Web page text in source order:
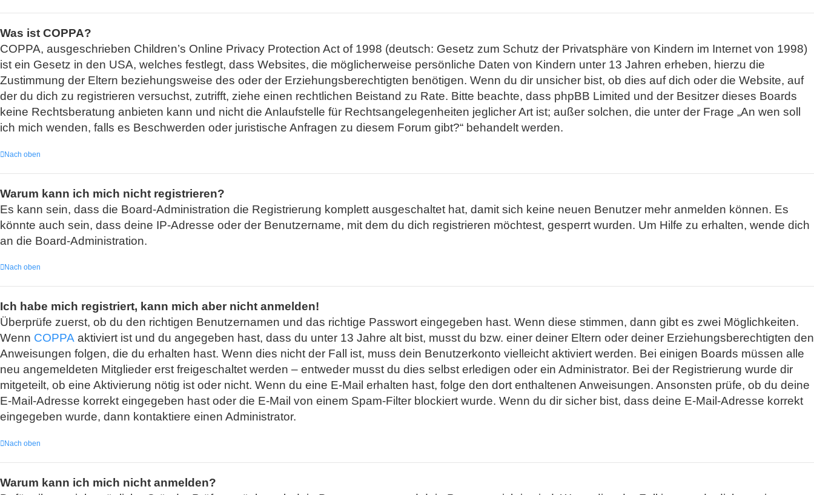
Was ist COPPA?
COPPA, ausgeschrieben Children’s Online Privacy Protection Act of 1998 (deutsch: Gesetz zum Schutz der Privatsphäre von Kindern im Internet von 1998)
ist ein Gesetz in den USA, welches festlegt, dass Websites, die möglicherweise persönliche Daten von Kindern unter 13 Jahren erheben, hierzu die
Zustimmung der Eltern beziehungsweise des oder der Erziehungsberechtigten benötigen. Wenn du dir unsicher bist, ob dies auf dich oder die Website, auf
der du dich zu registrieren versuchst, zutrifft, ziehe einen rechtlichen Beistand zu Rate. Bitte beachte, dass phpBB Limited und der Besitzer dieses Boards
keine Rechtsberatung anbieten kann und nicht die Anlaufstelle für Rechtsangelegenheiten jeglicher Art ist; außer solchen, die unter der Frage „An wen soll
ich mich wenden, falls es Beschwerden oder juristische Anfragen zu diesem Forum gibt?“ behandelt werden.
Nach oben
Warum kann ich mich nicht registrieren?
Es kann sein, dass die Board-Administration die Registrierung komplett ausgeschaltet hat, damit sich keine neuen Benutzer mehr anmelden können. Es
könnte auch sein, dass deine IP-Adresse oder der Benutzername, mit dem du dich registrieren möchtest, gesperrt wurden. Um Hilfe zu erhalten, wende dich
an die Board-Administration.
Nach oben
Ich habe mich registriert, kann mich aber nicht anmelden!
Überprüfe zuerst, ob du den richtigen Benutzernamen und das richtige Passwort eingegeben hast. Wenn diese stimmen, dann gibt es zwei Möglichkeiten.
Wenn COPPA aktiviert ist und du angegeben hast, dass du unter 13 Jahre alt bist, musst du bzw. einer deiner Eltern oder deiner Erziehungsberechtigten den
Anweisungen folgen, die du erhalten hast. Wenn dies nicht der Fall ist, muss dein Benutzerkonto vielleicht aktiviert werden. Bei einigen Boards müssen alle
neu angemeldeten Mitglieder erst freigeschaltet werden – entweder musst du dies selbst erledigen oder ein Administrator. Bei der Registrierung wurde dir
mitgeteilt, ob eine Aktivierung nötig ist oder nicht. Wenn du eine E-Mail erhalten hast, folge den dort enthaltenen Anweisungen. Ansonsten prüfe, ob du deine
E-Mail-Adresse korrekt eingegeben hast oder die E-Mail von einem Spam-Filter blockiert wurde. Wenn du dir sicher bist, dass deine E-Mail-Adresse korrekt
eingegeben wurde, dann kontaktiere einen Administrator.
Nach oben
Warum kann ich mich nicht anmelden?